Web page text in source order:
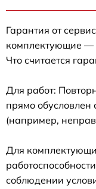
Гарантия от
комплектующие —
Что считается
Для работ:
прямо обусловлен
(например,
Для
соблюдении